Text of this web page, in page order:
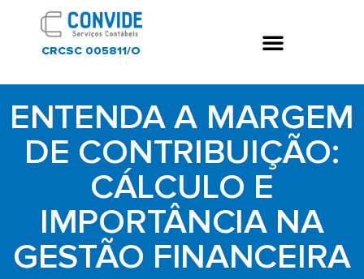
CRCSC 005811/O
ENTENDA A MARGEM
DE CONTRIBUIÇÃO:
CÁLCULO E
IMPORTÂNCIA NA
GESTÃO FINANCEIRA